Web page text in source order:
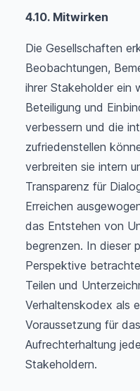
4.10. Mitwirken
Die Gesellschaften
Beobachtungen,
ihrer Stakeholder ein
Beteiligung und
verbessern und die
zufriedenstellen
verbreiten sie intern
Transparenz für
Erreichen
das Entstehen von
begrenzen. In dieser
Perspektive
Teilen und
Verhaltenskodex als
Voraussetzung für
Aufrechterhaltung
Stakeholdern.